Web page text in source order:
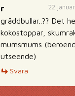
22
r
gräddbullar..?? Det
kokostoppar,
mumsmums
utseende)
Svara